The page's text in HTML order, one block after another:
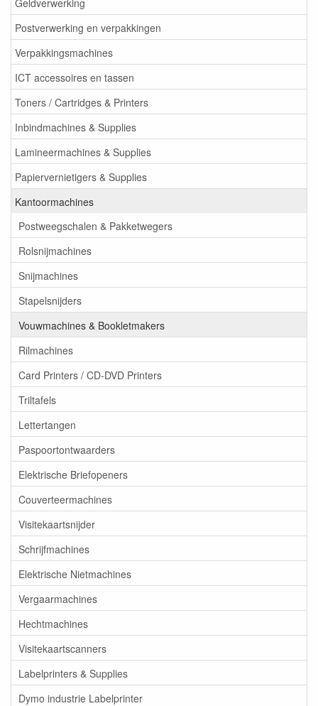
Postverwerking en verpakkingen
Verpakkingsmachines
ICT accessoires en tassen
Toners / Cartridges & Printers
Inbindmachines & Supplies
Lamineermachines & Supplies
Papiervernietigers & Supplies
Kantoormachines
Postweegschalen & Pakketwegers
Rolsnijmachines
Snijmachines
Stapelsnijders
Vouwmachines & Bookletmakers
Rilmachines
Card Printers / CD-DVD Printers
Triltafels
Lettertangen
Paspoortontwaarders
Elektrische Briefopeners
Couverteermachines
Visitekaartsnijder
Schrijfmachines
Elektrische Nietmachines
Vergaarmachines
Hechtmachines
Visitekaartscanners
Labelprinters & Supplies
Dymo industrie Labelprinter